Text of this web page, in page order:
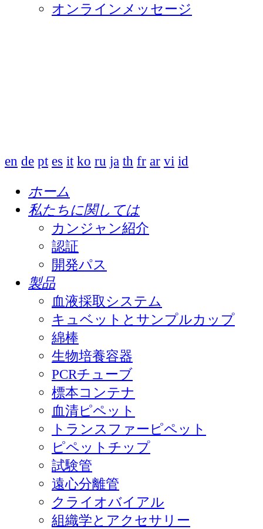
オンラインメッセージ
en de pt es it ko ru ja th fr ar vi id
ホーム
私たちに関しては
カンジャン紹介
認証
開発パス
製品
血液採取システム
キュベットとサンプルカップ
綿棒
生物培養容器
PCRチューブ
標本コンテナ
血清ピペット
トランスファーピペット
ピペットチップ
試験管
遠心分離管
クライオバイアル
組織学とアクセサリー